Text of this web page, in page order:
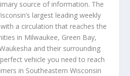
source of information. The
largest leading weekly
a circulation that reaches the
in Milwaukee, Green Bay,
and their surrounding
vehicle you need to reach
in Southeastern Wisconsin